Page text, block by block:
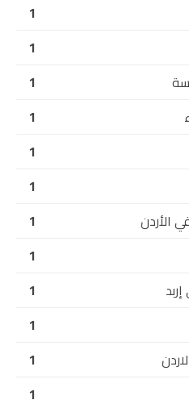
1
1
1
1
1
1
الأردن
1
1
1
1
1
1